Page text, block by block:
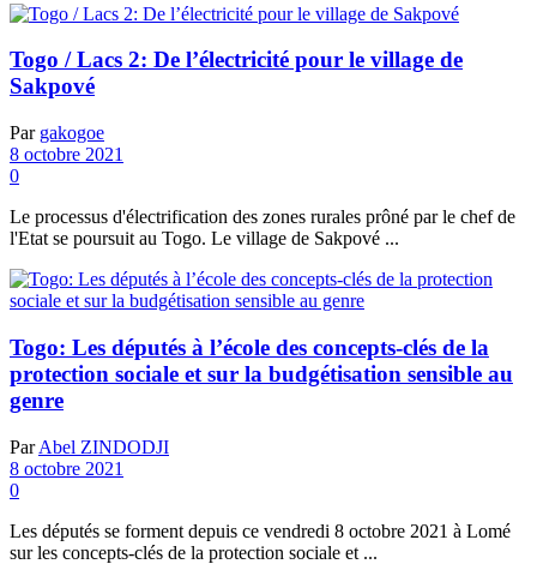
Togo / Lacs 2: De l’électricité pour le village de
Sakpové
Par gakogoe
8 octobre 2021
0
Le processus d'électrification des zones rurales prôné par le chef de
l'Etat se poursuit au Togo. Le village de Sakpové ...
Togo: Les députés à l’école des concepts-clés de la
protection sociale et sur la budgétisation sensible au
genre
Par Abel ZINDODJI
8 octobre 2021
0
Les députés se forment depuis ce vendredi 8 octobre 2021 à Lomé
sur les concepts-clés de la protection sociale et ...